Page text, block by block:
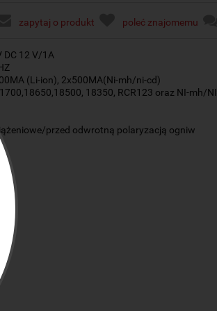
zapytaj o produkt poleć znajomemu
DC 12 V/1A
(Li-ion), 2x500MA(Ni-mh/ni-cd)
18350, RCR123 oraz NI-mh/
przed odwrotną polaryzacją ogniw